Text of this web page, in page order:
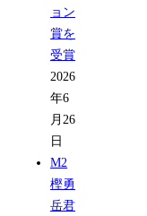
ョン
賞を
受賞
2026
年6
月26
日
M2
樫勇
岳君